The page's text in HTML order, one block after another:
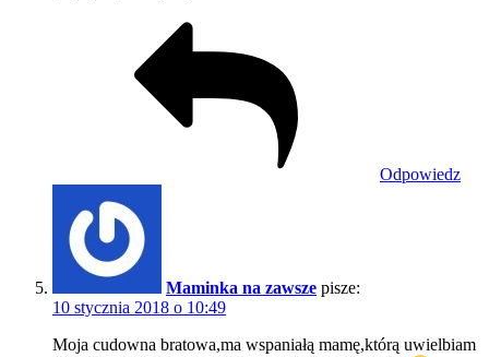
Odpowiedz
Maminka na zawsze pisze:
10 stycznia 2018 o 10:49
Moja cudowna bratowa,ma wspaniałą mamę,którą uwielbiam